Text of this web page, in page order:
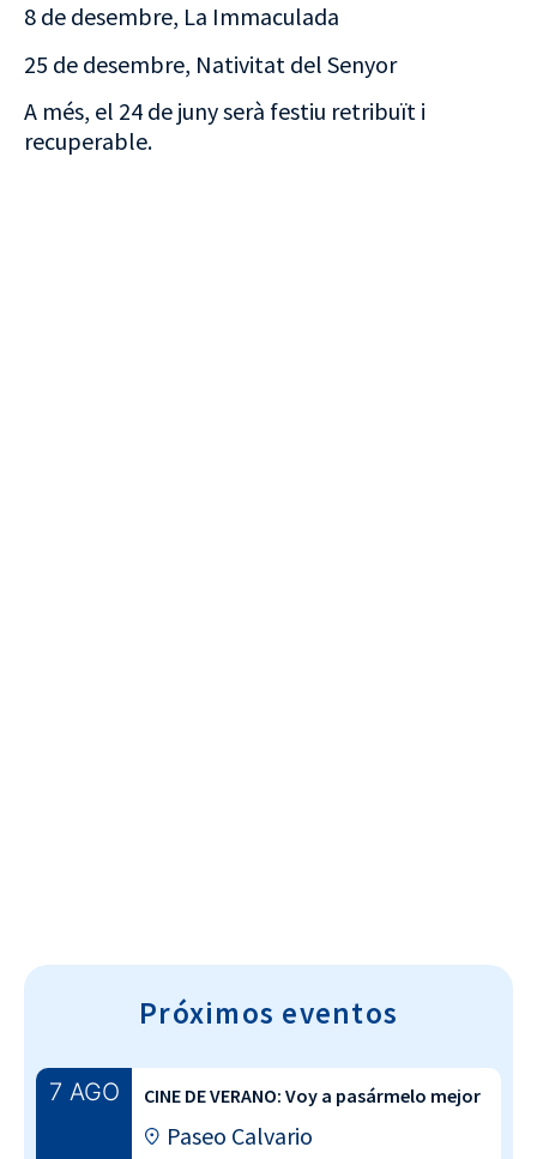
8 de desembre, La Immaculada
25 de desembre, Nativitat del Senyor
A més, el 24 de juny serà festiu retribuït i
recuperable.
Próximos eventos
7 AGO CINE DE VERANO: Voy a pasármelo mejor
Paseo Calvario